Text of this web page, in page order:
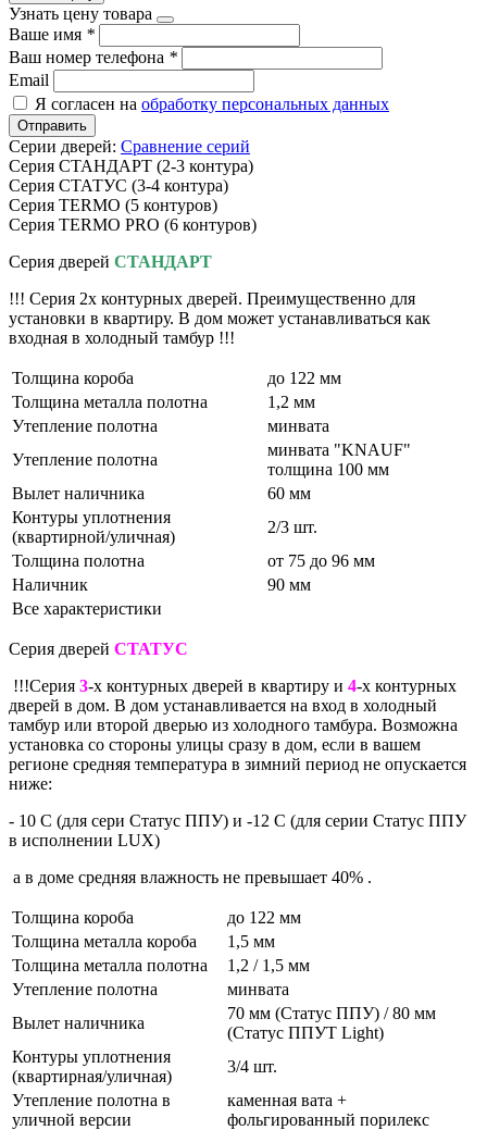
Узнать цену товара
Ваше имя *
Ваш номер телефона *
Email
Я согласен на обработку персональных данных
Отправить
Серии дверей: Сравнение серий
Серия СТАНДАРТ (2-3 контура)
Серия СТАТУС (3-4 контура)
Серия TERMO (5 контуров)
Серия TERMO PRO (6 контуров)
Серия дверей СТАНДАРТ
!!! Серия 2х контурных дверей. Преимущественно для
установки в квартиру. В дом может устанавливаться как
входная в холодный тамбур !!!
Толщина короба
до 122 мм
Толщина металла полотна
1,2 мм
Утепление полотна
минвата
Утепление полотна
минвата "KNAUF"
толщина 100 мм
Вылет наличника
60 мм
Контуры уплотнения
(квартирной/уличная)
2/3 шт.
Толщина полотна
от 75 до 96 мм
Наличник
90 мм
Все характеристики
Серия дверей СТАТУС
!!!Серия 3-х контурных дверей в квартиру и 4-х контурных
дверей в дом. В дом устанавливается на вход в холодный
тамбур или второй дверью из холодного тамбура. Возможна
установка со стороны улицы сразу в дом, если в вашем
регионе средняя температура в зимний период не опускается
ниже:
- 10 С (для сери Статус ППУ) и -12 С (для серии Статус ППУ
в исполнении LUX)
а в доме средняя влажность не превышает 40% .
Толщина короба
до 122 мм
Толщина металла короба
1,5 мм
Толщина металла полотна
1,2 / 1,5 мм
Утепление полотна
минвата
Вылет наличника
70 мм (Статус ППУ) / 80 мм
(Статус ППУТ Light)
Контуры уплотнения
(квартирная/уличная)
3/4 шт.
Утепление полотна в
уличной версии
каменная вата +
фольгированный порилекс